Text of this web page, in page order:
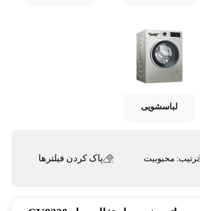
لباسشویی
ترتیب:محبوبیت پاک کردن فیلترها